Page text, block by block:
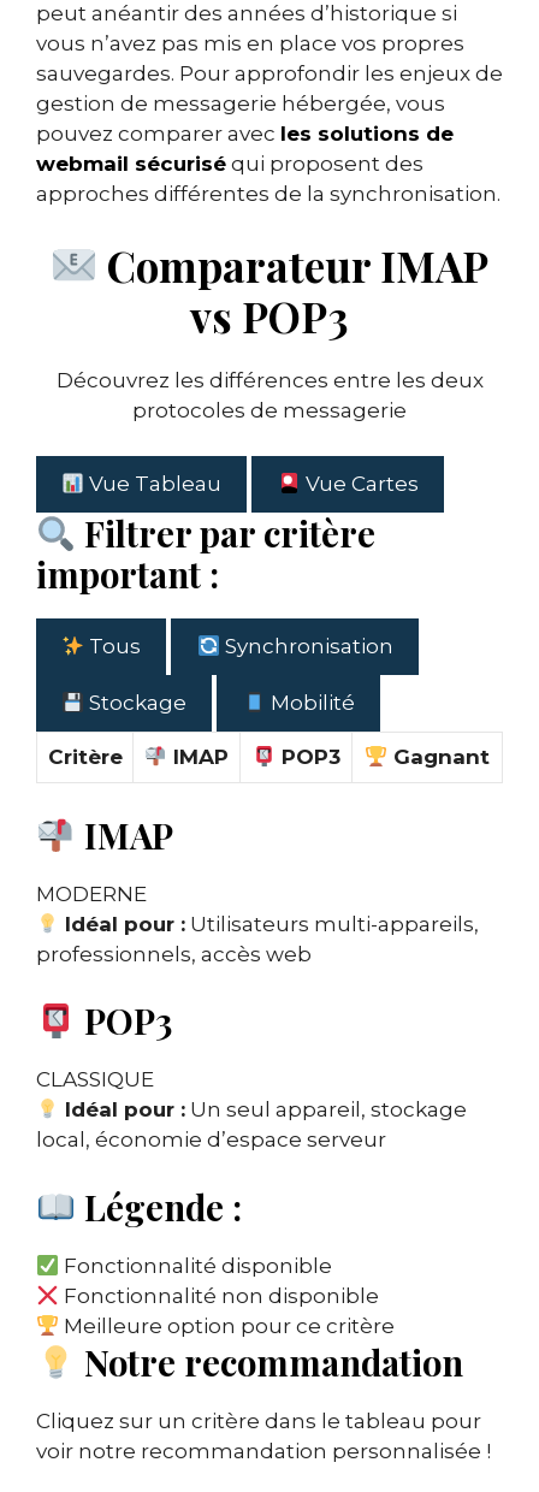
peut anéantir des années d’historique si
vous n’avez pas mis en place vos propres
sauvegardes. Pour approfondir les enjeux de
gestion de messagerie hébergée, vous
pouvez comparer avec les solutions de
webmail sécurisé qui proposent des
approches différentes de la synchronisation.
Comparateur IMAP
vs POP3
Découvrez les différences entre les deux
protocoles de messagerie
Vue Tableau Vue Cartes
Filtrer par critère
important :
Tous Synchronisation
Stockage Mobilité
Critère IMAP POP3 Gagnant
IMAP
MODERNE
Idéal pour : Utilisateurs multi-appareils,
professionnels, accès web
POP3
CLASSIQUE
Idéal pour : Un seul appareil, stockage
local, économie d’espace serveur
Légende :
Fonctionnalité disponible
Fonctionnalité non disponible
Meilleure option pour ce critère
Notre recommandation
Cliquez sur un critère dans le tableau pour
voir notre recommandation personnalisée !